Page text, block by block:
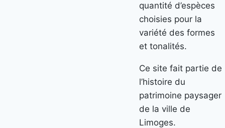
quantité d’espèces
choisies pour la
variété des formes
et tonalités.
Ce site fait partie de
l’histoire du
patrimoine paysager
de la ville de
Limoges.